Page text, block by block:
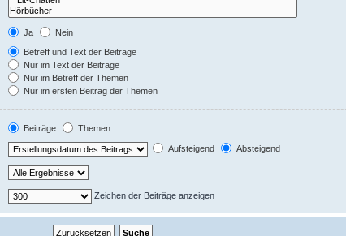
Ja
Nein
Betreff und Text der Beiträge
Nur im Text der Beiträge
Nur im Betreff der Themen
Nur im ersten Beitrag der Themen
Beiträge
Themen
Aufsteigend Absteigend
Zeichen der Beiträge anzeigen